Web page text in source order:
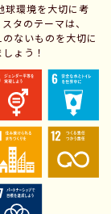
球環境を大切に考
タのテーマは、
ないものを大切に
ょう！